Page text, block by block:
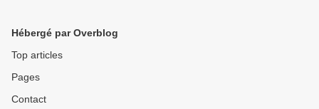
Hébergé par Overblog
Top articles
Pages
Contact